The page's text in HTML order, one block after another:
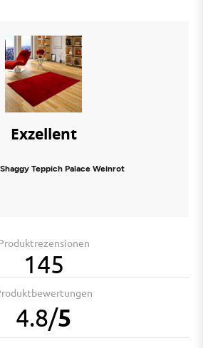
Exzellent
Teppich Palace Weinrot
145
4.8/5